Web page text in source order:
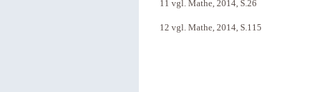
11 vgl. Mathe, 2014, S.26
12 vgl. Mathe, 2014, S.115